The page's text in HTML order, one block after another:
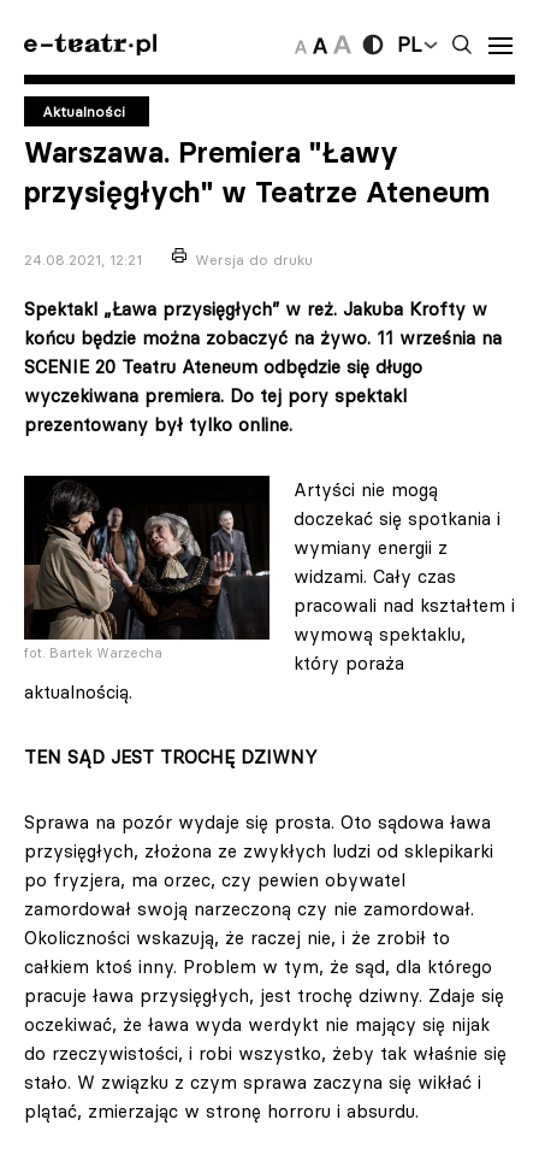
PL
Aktualności
Warszawa. Premiera "Ławy
przysięgłych" w Teatrze Ateneum
24.08.2021, 12:21 Wersja do druku
Spektakl „Ława przysięgłych” w reż. Jakuba Krofty w
końcu będzie można zobaczyć na żywo. 11 września na
SCENIE 20 Teatru Ateneum odbędzie się długo
wyczekiwana premiera. Do tej pory spektakl
prezentowany był tylko online.
fot. Bartek Warzecha
Artyści nie mogą
doczekać się spotkania i
wymiany energii z
widzami. Cały czas
pracowali nad kształtem i
wymową spektaklu,
który poraża
aktualnością.
TEN SĄD JEST TROCHĘ DZIWNY
Sprawa na pozór wydaje się prosta. Oto sądowa ława
przysięgłych, złożona ze zwykłych ludzi od sklepikarki
po fryzjera, ma orzec, czy pewien obywatel
zamordował swoją narzeczoną czy nie zamordował.
Okoliczności wskazują, że raczej nie, i że zrobił to
całkiem ktoś inny. Problem w tym, że sąd, dla którego
pracuje ława przysięgłych, jest trochę dziwny. Zdaje się
oczekiwać, że ława wyda werdykt nie mający się nijak
do rzeczywistości, i robi wszystko, żeby tak właśnie się
stało. W związku z czym sprawa zaczyna się wikłać i
plątać, zmierzając w stronę horroru i absurdu.